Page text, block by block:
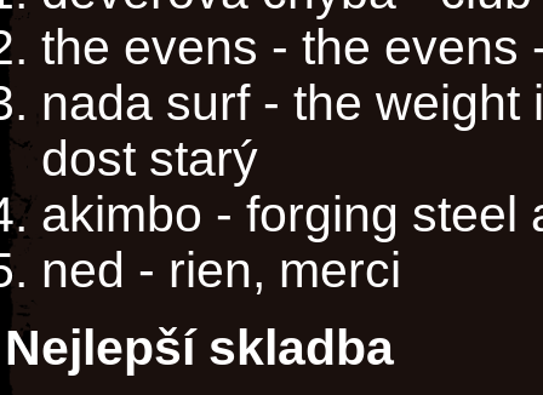
the evens - the evens
nada surf - the weight
dost starý
akimbo - forging steel
ned - rien, merci
Nejlepší skladba